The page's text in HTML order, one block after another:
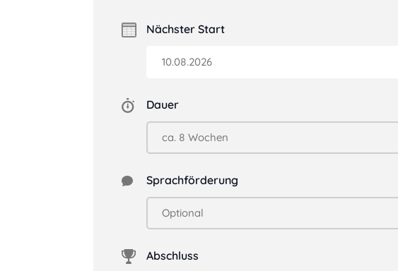
Nächster Start
Dauer
Sprachförderung
Abschluss